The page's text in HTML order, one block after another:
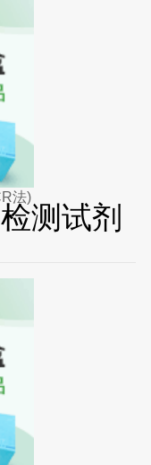
法)
测试剂